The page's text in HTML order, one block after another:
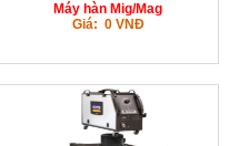
Máy hàn Mig/Mag
Giá: 0 VNĐ